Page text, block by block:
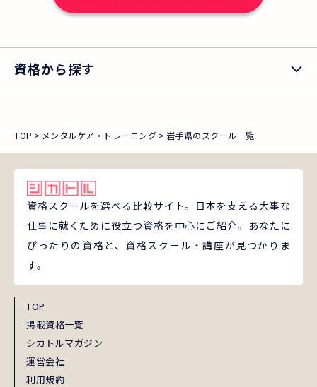
資格から探す
TOP メンタルケア・トレーニング 岩手県のスクール一覧
資格スクールを選べる比較サイト。日本を支える大事な
仕事に就くために役立つ資格を中心にご紹介。あなたに
ぴったりの資格と、資格スクール・講座が見つかりま
す。
TOP
掲載資格一覧
シカトルマガジン
運営会社
利用規約